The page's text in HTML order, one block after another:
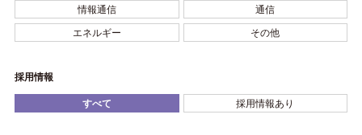
情報通信 通信
エネルギー その他
採用情報
すべて 採用情報あり